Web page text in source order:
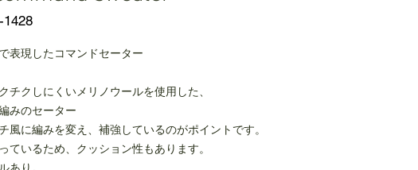
1428
表現したコマンドセーター
チクしにくいメリノウールを使用した、
みのセーター
風に編みを変え、補強しているのがポイントです。
ているため、クッション性もあります。